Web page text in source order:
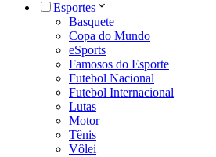
Esportes
Basquete
Copa do Mundo
eSports
Famosos do Esporte
Futebol Nacional
Futebol Internacional
Lutas
Motor
Tênis
Vôlei